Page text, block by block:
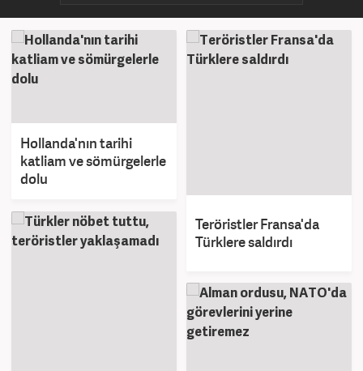
Hollanda'nın tarihi
katliam ve sömürgelerle
dolu
Teröristler Fransa'da
Türklere saldırdı